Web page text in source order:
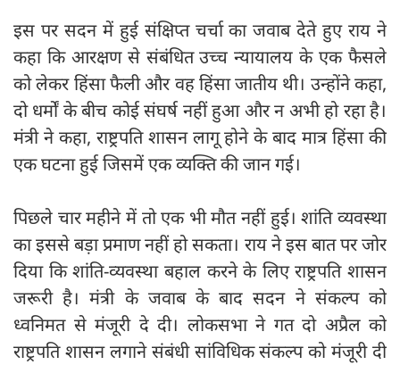
इस पर सदन में हुई संक्षिप्त चर्चा का जवाब देते हुए राय ने
कहा कि आरक्षण से संबंधित उच्च न्यायालय के एक फैसले
को लेकर हिंसा फैली और वह हिंसा जातीय थी। उन्होंने कहा,
दो धर्मों के बीच कोई संघर्ष नहीं हुआ और न अभी हो रहा है।
मंत्री ने कहा, राष्ट्रपति शासन लागू होने के बाद मात्र हिंसा की
एक घटना हुई जिसमें एक व्यक्ति की जान गई।
पिछले चार महीने में तो एक भी मौत नहीं हुई। शांति व्यवस्था
का इससे बड़ा प्रमाण नहीं हो सकता। राय ने इस बात पर जोर
दिया कि शांति-व्यवस्था बहाल करने के लिए राष्ट्रपति शासन
जरूरी है। मंत्री के जवाब के बाद सदन ने संकल्प को
ध्वनिमत से मंजूरी दे दी। लोकसभा ने गत दो अप्रैल को
राष्ट्रपति शासन लगाने संबंधी सांविधिक संकल्प को मंजूरी दी